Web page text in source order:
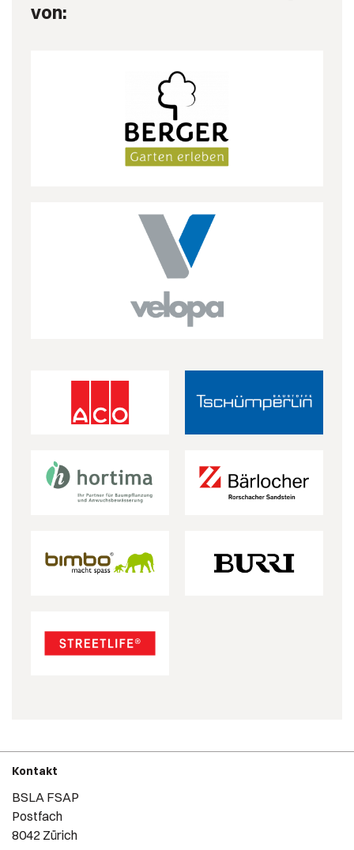
von:
Kontakt
BSLA FSAP
Postfach
8042 Zürich